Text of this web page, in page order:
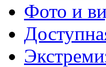
Фото и